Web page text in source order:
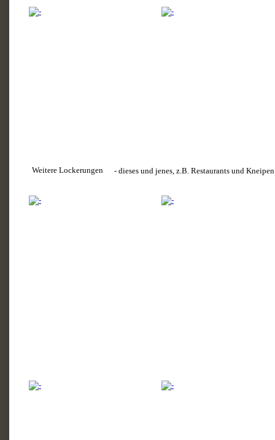
Weitere Lockerungen - dieses und jenes, z.B. Restaurants und